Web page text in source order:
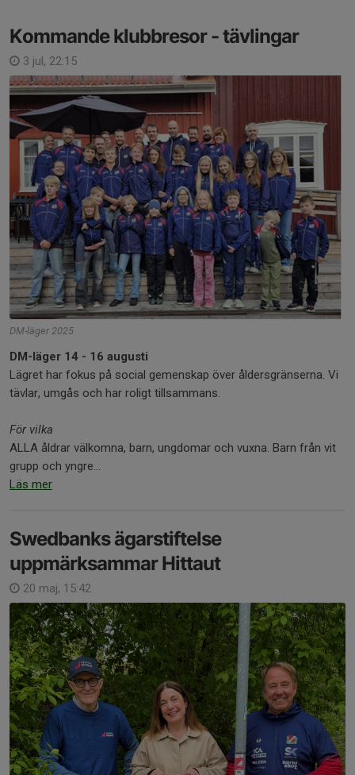
Kommande klubbresor - tävlingar
3 jul, 22:15
DM-läger 2025
DM-läger 14 - 16 augusti
Lägret har fokus på social gemenskap över åldersgränserna. Vi
tävlar, umgås och har roligt tillsammans.
För vilka
ALLA åldrar välkomna, barn, ungdomar och vuxna. Barn från vit
grupp och yngre...
Läs mer
Swedbanks ägarstiftelse
uppmärksammar Hittaut
20 maj, 15:42